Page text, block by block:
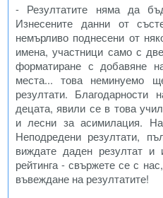
- Резултатите няма да
Изнесените данни от
немърливо поднесени от
имена, участници само с
форматиране с добавяне
места... това неминуемо
резултати.
децата, явили се в това
и лесни за асимилация.
Неподредени резултати,
виждате даден резултат
рейтинга - свържете се с
въвеждане на резултатите!